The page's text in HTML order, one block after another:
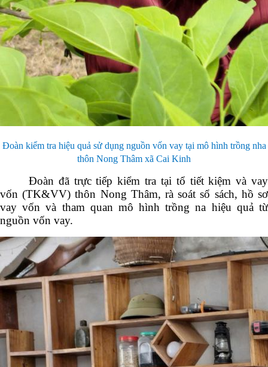
Đoàn kiểm tra hiệu quả sử dụng nguồn vốn vay tại mô hình trồng nha
thôn Nong Thâm xã Cai Kinh
Đoàn đã trực tiếp kiểm tra tại tổ tiết kiệm và vay
vốn (TK&VV) thôn Nong Thâm, rà soát sổ sách, hồ sơ
vay vốn và tham quan mô hình trồng na hiệu quả từ
nguồn vốn vay.